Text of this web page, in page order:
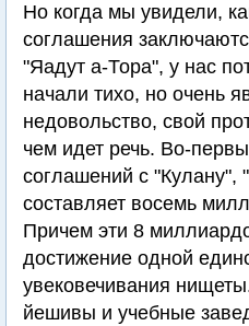
Но когда мы увидели,
соглашения
"Яадут а-Тора", у нас
начали тихо, но очень
недовольство, свой
чем идет речь. Во-
соглашений с
составляет восемь
Причем эти 8
достижение одной
увековечивания
йешивы и учебные